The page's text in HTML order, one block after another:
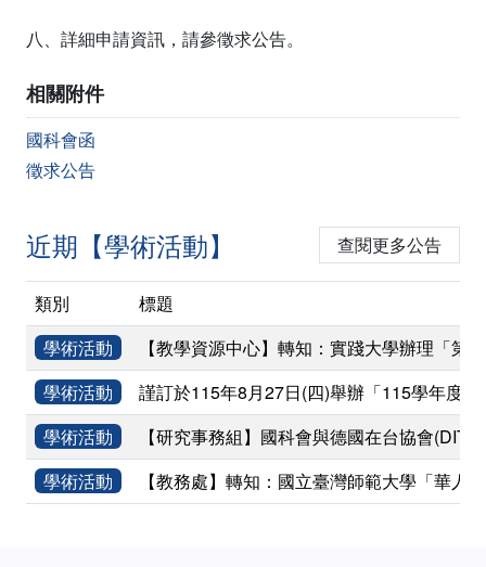
八、詳細申請資訊，請參徵求公告。
相關附件
國科會函
徵求公告
近期【學術活動】 查閱更多公告
類別
標題
學術活動
【教學資源中心】轉知：實踐大學辦理「第
學術活動
謹訂於115年8月27日(四)舉辦「115學年度
學術活動
【研究事務組】國科會與德國在台協會
學術活動
【教務處】轉知：國立臺灣師範大學「華